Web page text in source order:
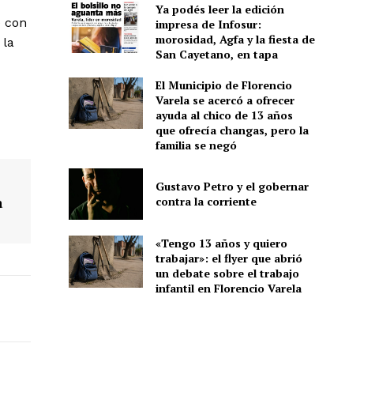
con
la
Ya podés leer la edición
impresa de Infosur:
morosidad, Agfa y la fiesta de
San Cayetano, en tapa
El Municipio de Florencio
Varela se acercó a ofrecer
ayuda al chico de 13 años
que ofrecía changas, pero la
familia se negó
Gustavo Petro y el gobernar
contra la corriente
«Tengo 13 años y quiero
trabajar»: el flyer que abrió
un debate sobre el trabajo
infantil en Florencio Varela